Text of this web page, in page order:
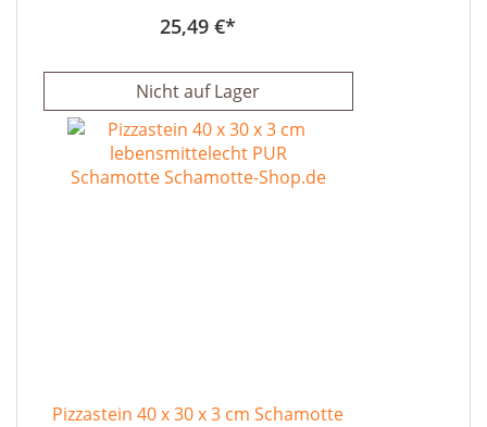
25,49 €
Nicht auf Lager
Pizzastein 40 x 30 x 3 cm Schamotte